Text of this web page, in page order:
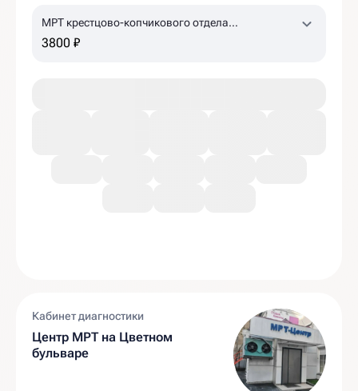
МРТ крестцово-копчикового отдела
позвоночника
3800 ₽
Кабинет диагностики
Центр МРТ на Цветном
бульваре